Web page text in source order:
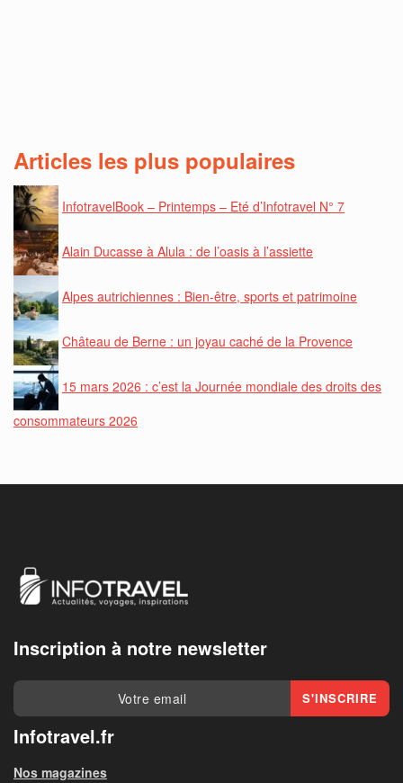
Articles les plus populaires
InfotravelBook – Printemps – Eté d’Infotravel N° 7
Alain Ducasse à Alula : de l’oasis à l’assiette
Alpes autrichiennes : Bien-être, sports et patrimoine
Château de Berne : un joyau caché de la Provence
15 mars 2026 : c’est la Journée mondiale des droits des
consommateurs 2026
Inscription à notre newsletter
Infotravel.fr
Nos magazines